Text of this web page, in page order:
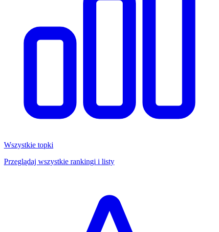
Wszystkie topki
Przeglądaj wszystkie rankingi i listy